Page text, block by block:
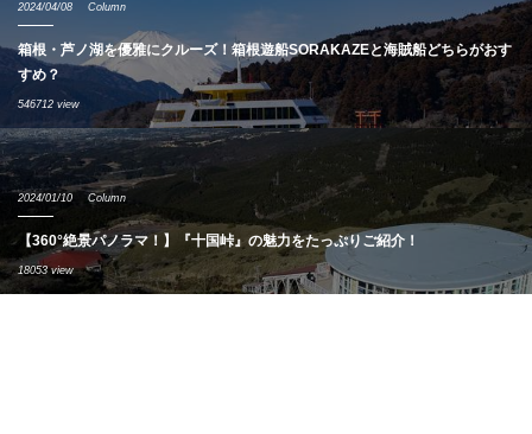
2024/04/08 Column
箱根・芦ノ湖を優雅にクルーズ！箱根遊船SORAKAZEと海賊船どちらがおす
すめ？
546712 view
2024/01/10 Column
【360°絶景パノラマ！】『十国峠』の魅力をたっぷりご紹介！
18053 view